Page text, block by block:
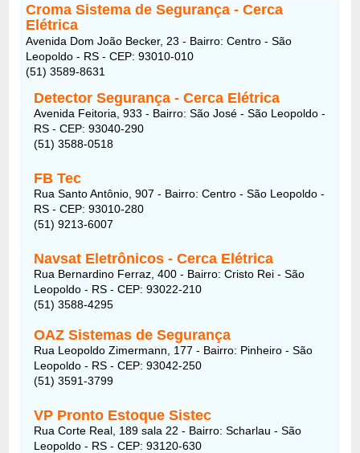
Croma Sistema de Segurança - Cerca
Elétrica
Avenida Dom João Becker, 23 - Bairro: Centro - São
Leopoldo - RS - CEP: 93010-010
(51) 3589-8631
Detector Segurança - Cerca Elétrica
Avenida Feitoria, 933 - Bairro: São José - São Leopoldo -
RS - CEP: 93040-290
(51) 3588-0518
FB Tec
Rua Santo Antônio, 907 - Bairro: Centro - São Leopoldo -
RS - CEP: 93010-280
(51) 9213-6007
Navsat Eletrônicos - Cerca Elétrica
Rua Bernardino Ferraz, 400 - Bairro: Cristo Rei - São
Leopoldo - RS - CEP: 93022-210
(51) 3588-4295
OAZ Sistemas de Segurança
Rua Leopoldo Zimermann, 177 - Bairro: Pinheiro - São
Leopoldo - RS - CEP: 93042-250
(51) 3591-3799
VP Pronto Estoque Sistec
Rua Corte Real, 189 sala 22 - Bairro: Scharlau - São
Leopoldo - RS - CEP: 93120-630